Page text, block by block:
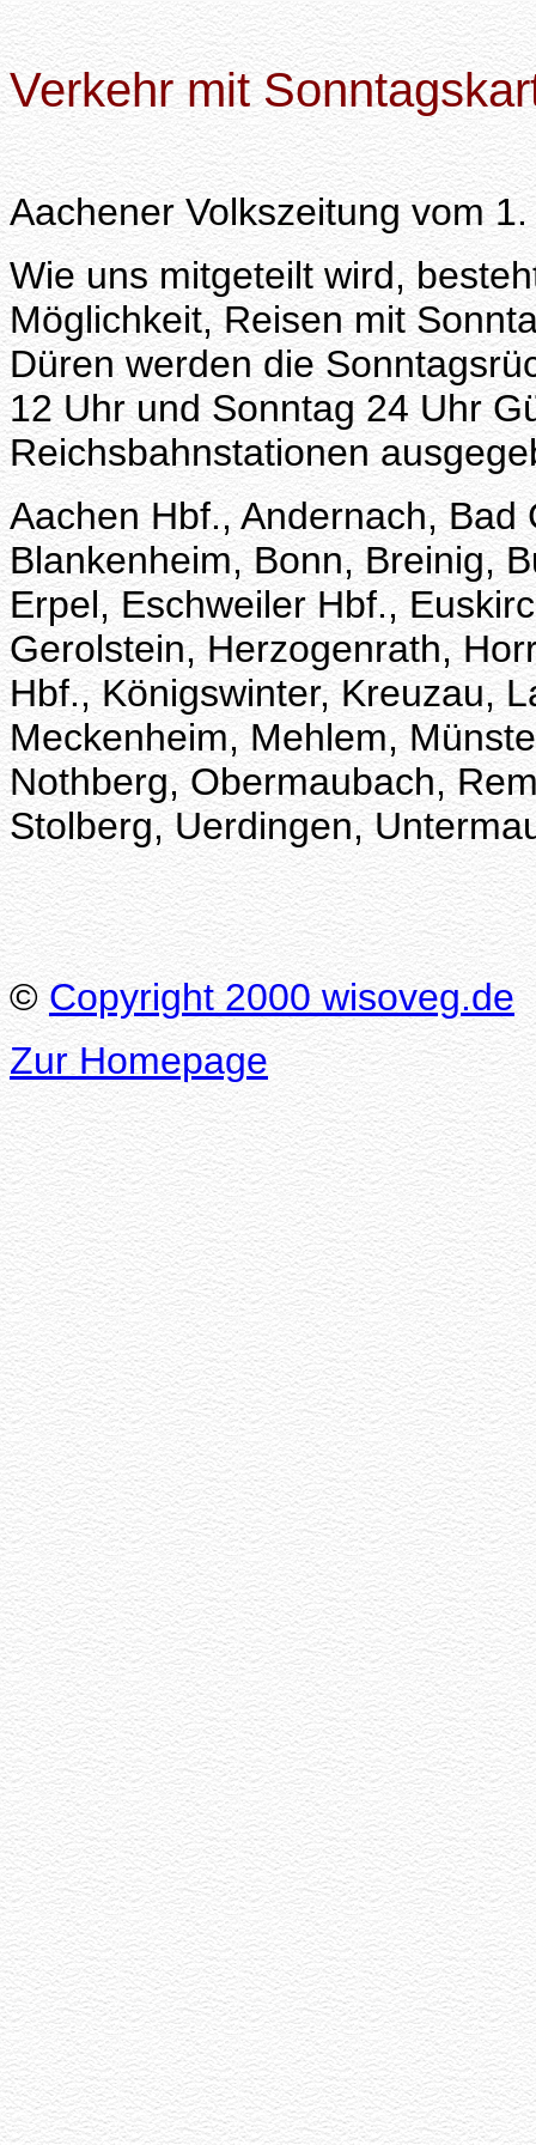
Verkehr mit
Aachener Volkszeitung vom
Wie uns mitgeteilt wird,
Möglichkeit, Reisen mit
Düren werden die
12 Uhr und Sonntag 24 Uhr
Reichsbahnstationen
Aachen Hbf., Andernach,
Blankenheim, Bonn, Breinig,
Erpel, Eschweiler Hbf.,
Gerolstein, Herzogenrath,
Hbf., Königswinter, Kreuzau,
Meckenheim, Mehlem,
Nothberg, Obermaubach,
Stolberg, Uerdingen,
© Copyright 2000 wisoveg.de
Zur Homepage